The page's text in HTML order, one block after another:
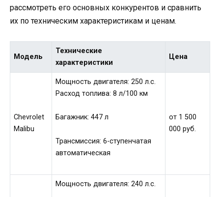
рассмотреть его основных конкурентов и сравнить
их по техническим характеристикам и ценам.
Модель
Технические
характеристики
Цена
Chevrolet
Malibu
Мощность двигателя: 250 л.с.
Расход топлива: 8 л/100 км
Багажник: 447 л
Трансмиссия: 6-ступенчатая
автоматическая
от 1 500
000 руб.
Мощность двигателя: 240 л.с.